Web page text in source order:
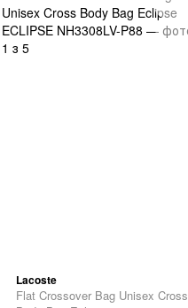
Lacoste
Flat Crossover Bag Unisex Cross